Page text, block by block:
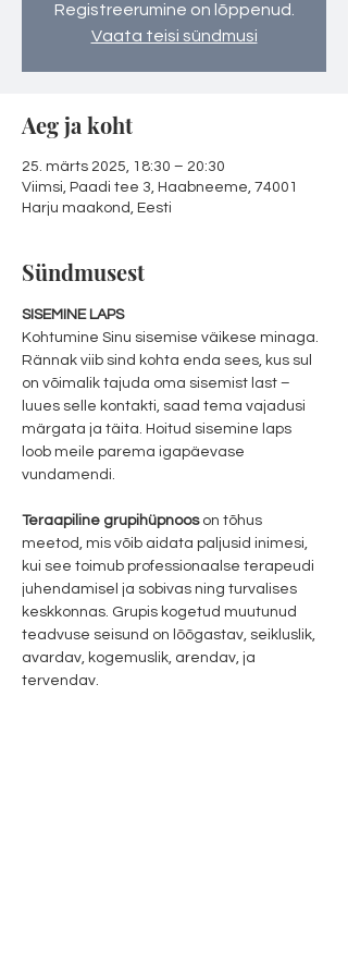
Registreerumine on lõppenud.
Vaata teisi sündmusi
Aeg ja koht
25. märts 2025, 18:30 – 20:30
Viimsi, Paadi tee 3, Haabneeme, 74001
Harju maakond, Eesti
Sündmusest
SISEMINE LAPS
Kohtumine Sinu sisemise väikese minaga.
Rännak viib sind kohta enda sees, kus sul
on võimalik tajuda oma sisemist last –
luues selle kontakti, saad tema vajadusi
märgata ja täita. Hoitud sisemine laps
loob meile parema igapäevase
vundamendi.
Teraapiline grupihüpnoos on tõhus
meetod, mis võib aidata paljusid inimesi,
kui see toimub professionaalse terapeudi
juhendamisel ja sobivas ning turvalises
keskkonnas. Grupis kogetud muutunud
teadvuse seisund on lõõgastav, seikluslik,
avardav, kogemuslik, arendav, ja
tervendav.